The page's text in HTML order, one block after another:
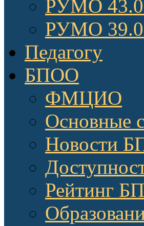
РУМО
РУМО
Педагогу
БПОО
ФМЦИО
Основные
Новости
Рейтинг